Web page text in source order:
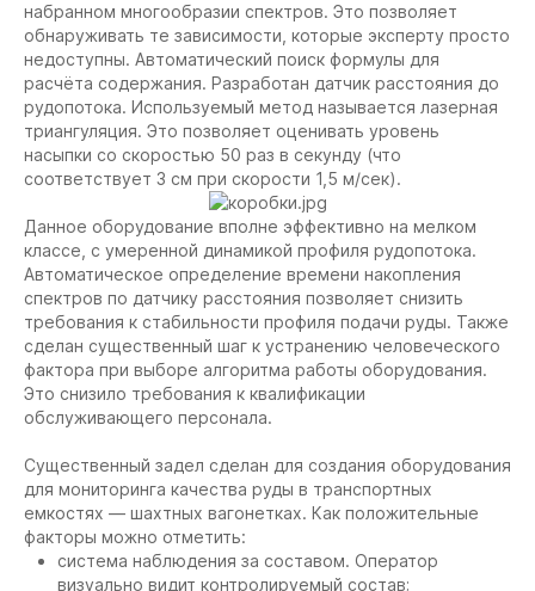
набранном многообразии спектров. Это позволяет
обнаруживать те зависимости, которые эксперту просто
недоступны. Автоматический поиск формулы для
расчёта содержания. Разработан датчик расстояния до
рудопотока. Используемый метод называется лазерная
триангуляция. Это позволяет оценивать уровень
насыпки со скоростью 50 раз в секунду (что
соответствует 3 см при скорости 1,5 м/сек).
Данное оборудование вполне эффективно на мелком
классе, с умеренной динамикой профиля рудопотока.
Автоматическое определение времени накопления
спектров по датчику расстояния позволяет снизить
требования к стабильности профиля подачи руды. Также
сделан существенный шаг к устранению человеческого
фактора при выборе алгоритма работы оборудования.
Это снизило требования к квалификации
обслуживающего персонала.
Существенный задел сделан для создания оборудования
для мониторинга качества руды в транспортных
емкостях — шахтных вагонетках. Как положительные
факторы можно отметить:
система наблюдения за составом. Оператор
визуально видит контролируемый состав;